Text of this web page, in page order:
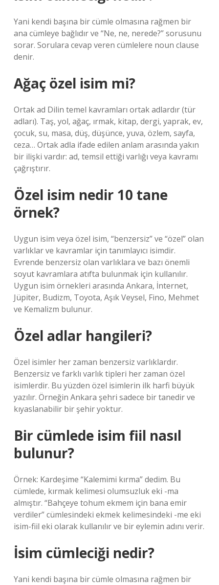
Yani kendi başına bir cümle olmasına rağmen bir
ana cümleye bağlıdır ve “Ne, ne, nerede?” sorusunu
sorar. Sorulara cevap veren cümlelere noun clause
denir.
Ağaç özel isim mi?
Ortak ad Dilin temel kavramları ortak adlardır (tür
adları). Taş, yol, ağaç, ırmak, kitap, dergi, yaprak, ev,
çocuk, su, masa, düş, düşünce, yuva, özlem, sayfa,
ceza… Ortak adla ifade edilen anlam arasında yakın
bir ilişki vardır: ad, temsil ettiği varlığı veya kavramı
çağrıştırır.
Özel isim nedir 10 tane
örnek?
Uygun isim veya özel isim, “benzersiz” ve “özel” olan
varlıklar ve kavramlar için tanımlayıcı isimdir.
Evrende benzersiz olan varlıklara ve bazı önemli
soyut kavramlara atıfta bulunmak için kullanılır.
Uygun isim örnekleri arasında Ankara, İnternet,
Jüpiter, Budizm, Toyota, Aşık Veysel, Fino, Mehmet
ve Kemalizm bulunur.
Özel adlar hangileri?
Özel isimler her zaman benzersiz varlıklardır.
Benzersiz ve farklı varlık tipleri her zaman özel
isimlerdir. Bu yüzden özel isimlerin ilk harfi büyük
yazılır. Örneğin Ankara şehri sadece bir tanedir ve
kıyaslanabilir bir şehir yoktur.
Bir cümlede isim fiil nasıl
bulunur?
Örnek: Kardeşime “Kalemimi kırma” dedim. Bu
cümlede, kırmak kelimesi olumsuzluk eki -ma
almıştır. “Bahçeye tohum ekmem için bana emir
verdiler” cümlesindeki ekmek kelimesindeki -me eki
isim-fiil eki olarak kullanılır ve bir eylemin adını verir.
İsim cümleciği nedir?
Yani kendi başına bir cümle olmasına rağmen bir